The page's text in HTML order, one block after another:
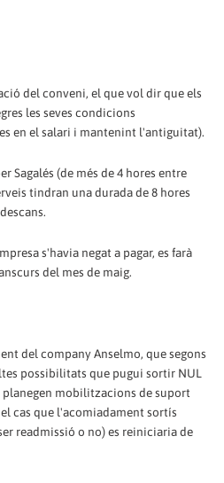
del conveni, el que vol dir que els
les seves condicions
en el salari i mantenint l'antiguitat).
Sagalés (de més de 4 hores entre
tindran una durada de 8 hores
s'havia negat a pagar, es farà
del mes de maig.
del company Anselmo, que segons
possibilitats que pugui sortir NUL
mobilitzacions de suport
cas que l'acomiadament sortís
readmissió o no) es reiniciaria de